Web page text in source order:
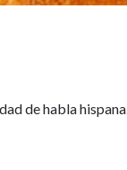
de habla hispana.